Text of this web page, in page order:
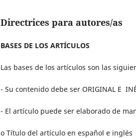
Directrices para autores/as
BASES DE LOS ARTÍCULOS
Las bases de los artículos son las
- Su contenido debe ser ORIGINAL E
- El artículo puede ser elaborado de
o Título del artículo en español e inglés